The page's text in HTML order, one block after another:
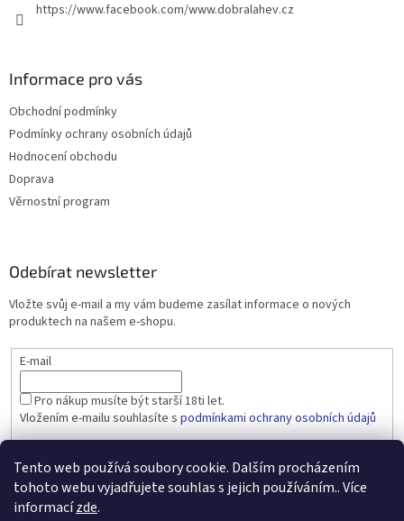
Tento web používá soubory cookie. Dalším procházením
tohoto webu vyjadřujete souhlas s jejich používáním.. Více
informacízde.
https://www.facebook.com/www.dobralahev.cz
Informace pro vás
Obchodní podmínky
Podmínky ochrany osobních údajů
Hodnocení obchodu
Doprava
Věrnostní program
Odebírat newsletter
Vložte svůj e-mail a my vám budeme zasílat informace o nových
produktech na našem e-shopu.
E-mail
Pro nákup musíte být starší 18ti let.
Vložením e-mailu souhlasíte s podmínkami ochrany osobních údajů
PŘIHLÁSIT SE